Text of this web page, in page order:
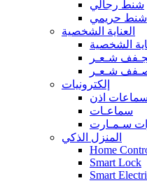
شنط رجالي
شنط حريمي
العناية الشخصية
الشخصية
شـعـر
شـعـر
إلكترونيات
سماعات اذن
سماعـات
سـمـارت
المنزل الذكي
Home
Smart Lock
Smart